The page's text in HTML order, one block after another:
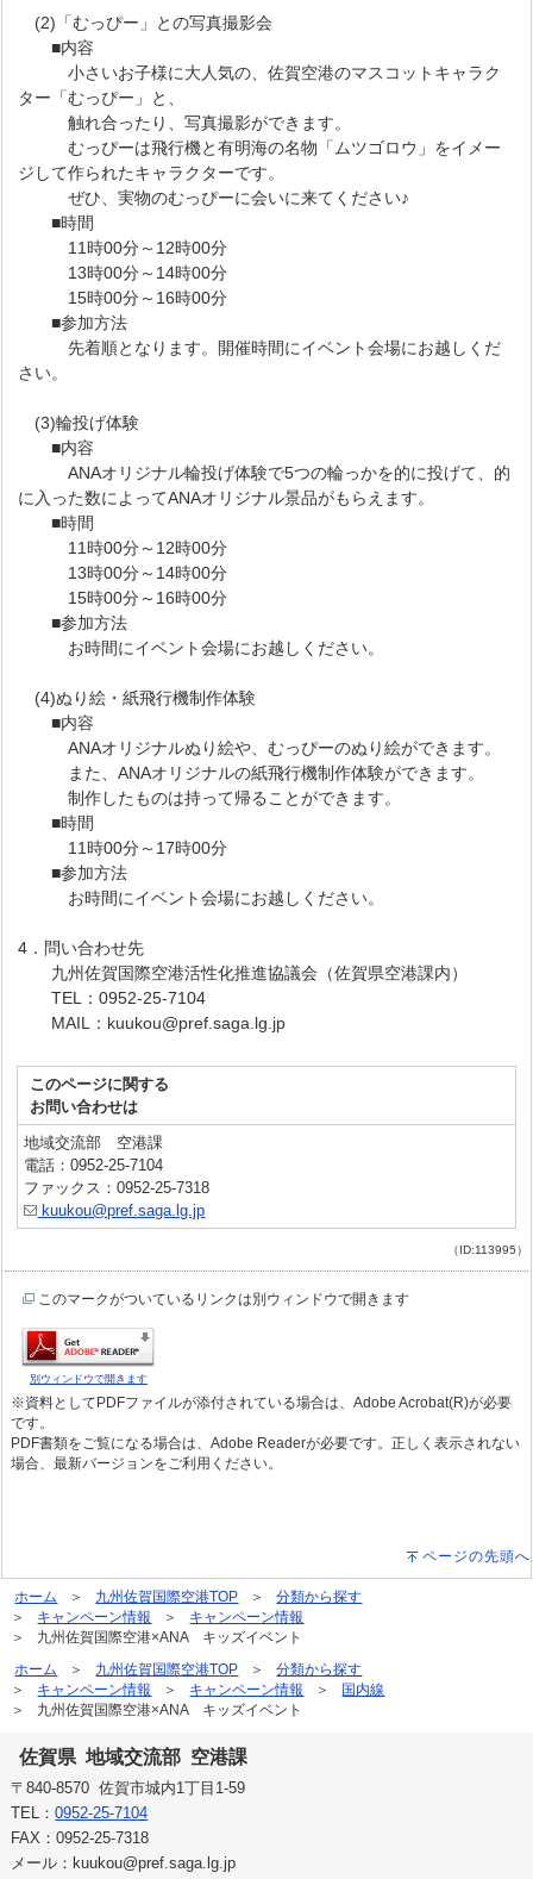
(2)「むっぴー」との写真撮影会
■内容
小さいお子様に大人気の、佐賀空港のマスコットキャラク
ター「むっぴー」と、
触れ合ったり、写真撮影ができます。
むっぴーは飛行機と有明海の名物「ムツゴロウ」をイメー
ジして作られたキャラクターです。
ぜひ、実物のむっぴーに会いに来てください♪
■時間
11時00分～12時00分
13時00分～14時00分
15時00分～16時00分
■参加方法
先着順となります。開催時間にイベント会場にお越しくだ
さい。
(3)輪投げ体験
■内容
ANAオリジナル輪投げ体験で5つの輪っかを的に投げて、的
に入った数によってANAオリジナル景品がもらえます。
■時間
11時00分～12時00分
13時00分～14時00分
15時00分～16時00分
■参加方法
お時間にイベント会場にお越しください。
(4)ぬり絵・紙飛行機制作体験
■内容
ANAオリジナルぬり絵や、むっぴーのぬり絵ができます。
また、ANAオリジナルの紙飛行機制作体験ができます。
制作したものは持って帰ることができます。
■時間
11時00分～17時00分
■参加方法
お時間にイベント会場にお越しください。
4．問い合わせ先
九州佐賀国際空港活性化推進協議会（佐賀県空港課内）
TEL：0952-25-7104
MAIL：kuukou@pref.saga.lg.jp
このページに関する
お問い合わせは
地域交流部 空港課
電話：0952-25-7104
ファックス：0952-25-7318
kuukou@pref.saga.lg.jp
（ID:113995）
このマークがついているリンクは別ウィンドウで開きます
別ウィンドウで開きます
※資料としてPDFファイルが添付されている場合は、Adobe Acrobat(R)が必要
です。
PDF書類をご覧になる場合は、Adobe Readerが必要です。正しく表示されない
場合、最新バージョンをご利用ください。
ページの先頭へ
ホーム 九州佐賀国際空港TOP
分類から探す
キャンペーン情報
キャンペーン情報
九州佐賀国際空港×ANA キッズイベント
ホーム
九州佐賀国際空港TOP
分類から探す
キャンペーン情報
キャンペーン情報
国内線
九州佐賀国際空港×ANA キッズイベント
佐賀県 地域交流部 空港課
〒840-8570 佐賀市城内1丁目1-59
TEL：0952-25-7104
FAX：0952-25-7318
メール：kuukou@pref.saga.lg.jp